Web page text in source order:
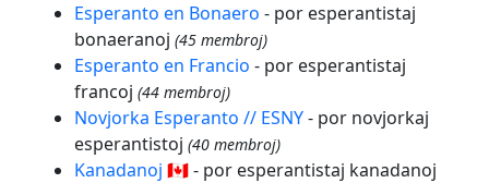
Esperanto en Bonaero - por esperantistaj
bonaeranoj (45 membroj)
Esperanto en Francio - por esperantistaj
francoj (44 membroj)
Novjorka Esperanto // ESNY- por novjorkaj
esperantistoj (40 membroj)
Kanadanoj 🇨🇦- por esperantistaj kanadanoj